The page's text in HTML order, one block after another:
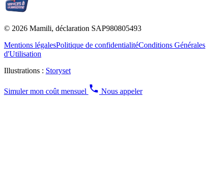
© 2026 Mamili, déclaration SAP980805493
Mentions légalesPolitique de confidentialitéConditions Générales
d'Utilisation
Illustrations : Storyset
Simuler mon coût mensuel Nous appeler